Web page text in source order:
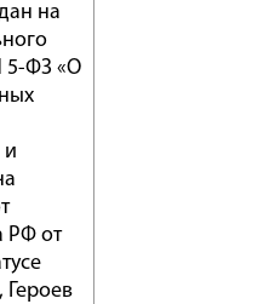
на
5-ФЗ «О
и
РФ от
Героев